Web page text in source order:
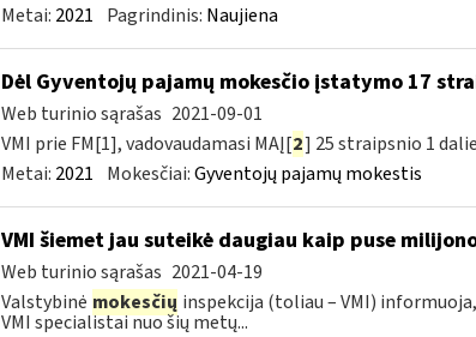
Metai: 2021 Pagrindinis: Naujiena
Dėl Gyventojų pajamų mokesčio įstatymo 17
Web turinio sąrašas 2021-09-01
VMI prie FM[1], vadovaudamasi MAĮ[2] 25 straipsnio 1
Metai: 2021 Mokesčiai:Gyventojų pajamų mokestis
VMI šiemet jau suteikė daugiau kaip puse
Web turinio sąrašas 2021-04-19
Valstybinė mokesčių inspekcija (toliau – VMI)
VMI specialistai nuo šių metų...